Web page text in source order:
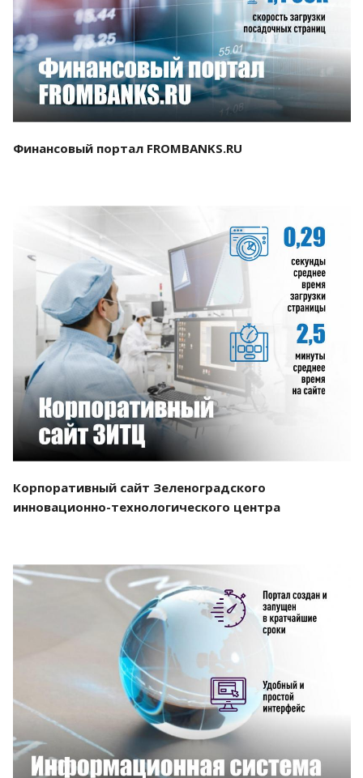
Смотреть проект
Финансовый портал FROMBANKS.RU
Смотреть проект
Корпоративный сайт Зеленоградского
инновационно-технологического центра
Смотреть проект